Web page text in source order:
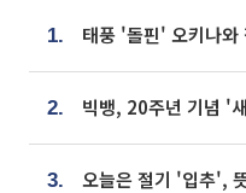
1.
2.
3. 오늘은 절기 '입추',